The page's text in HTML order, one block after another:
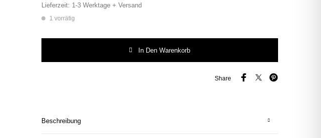
Lieferzeit: 1-3 Werktage + Versand
1 vorrätig
In Den Warenkorb
Share
Beschreibung